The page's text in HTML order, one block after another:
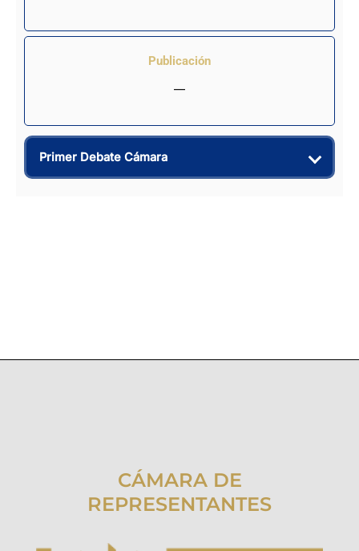
Publicación
—
Primer Debate Cámara
CÁMARA DE
REPRESENTANTES